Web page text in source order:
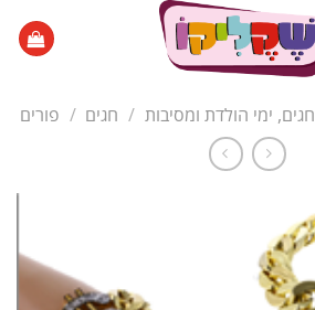
חגים, ימי הולדת ומסיבות / חגים / פורים